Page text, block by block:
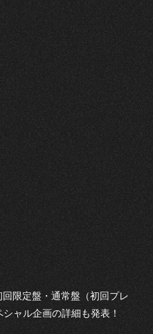
限定盤・通常盤（初回プレ
ャル企画の詳細も発表！